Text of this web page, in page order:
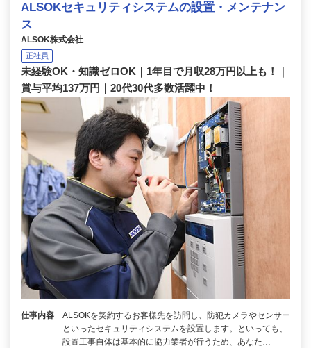
ALSOKセキュリティシステムの設置・メンテナン
ス
ALSOK株式会社
正社員
未経験OK・知識ゼロOK｜1年目で月収28万円以上も！｜
賞与平均137万円｜20代30代多数活躍中！
仕事内容
ALSOKを契約するお客様先を訪問し、防犯カメラやセンサー
といったセキュリティシステムを設置します。といっても、
設置工事自体は基本的に協力業者が行うため、あなた…